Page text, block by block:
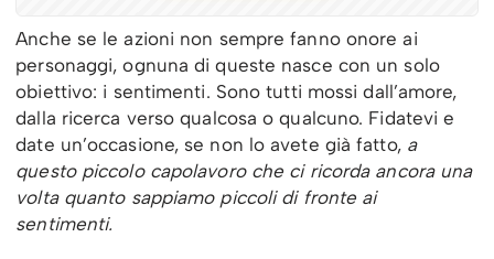
Anche se le azioni non sempre fanno onore ai
personaggi, ognuna di queste nasce con un solo
obiettivo: i sentimenti. Sono tutti mossi dall’amore,
dalla ricerca verso qualcosa o qualcuno. Fidatevi e
date un’occasione, se non lo avete già fatto, a
questo piccolo capolavoro che ci ricorda ancora una
volta quanto sappiamo piccoli di fronte ai
sentimenti.